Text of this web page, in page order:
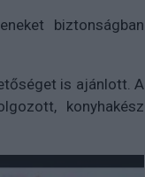
biztonságban
is ajánlott. A
konyhakész